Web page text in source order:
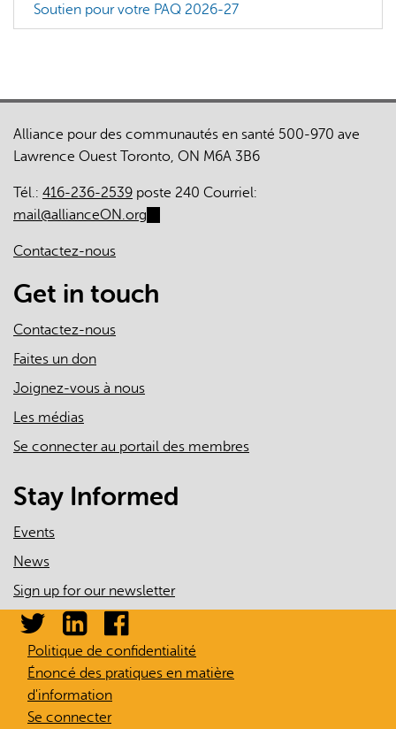
Soutien pour votre PAQ 2026-27
Alliance pour des communautés en santé 500-970 ave
Lawrence Ouest Toronto, ON M6A 3B6
Tél.: 416-236-2539 poste 240 Courriel:
mail@allianceON.org
mail)
Contactez-nous
Get in touch
Contactez-nous
Faites un don
Joignez-vous à nous
Les médias
Se connecter au portail des membres
Stay Informed
Events
News
Sign up for our newsletter
Politique de confidentialité
Énoncé des pratiques en matière
d'information
Se connecter